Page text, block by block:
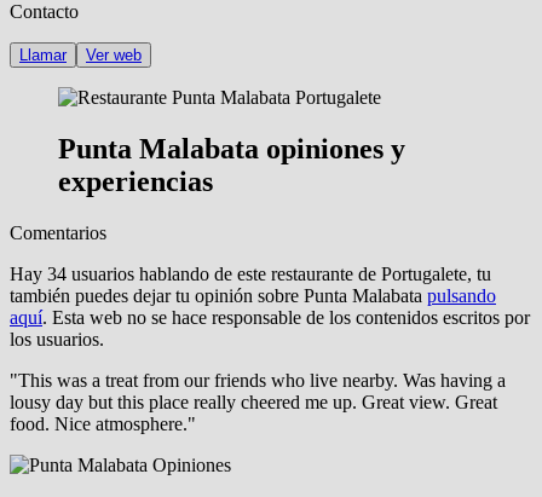
Contacto
Llamar Ver web
Punta Malabata opiniones y
experiencias
Comentarios
Hay 34 usuarios hablando de este restaurante de Portugalete, tu
también puedes dejar tu opinión sobre Punta Malabata pulsando
aquí. Esta web no se hace responsable de los contenidos escritos por
los usuarios.
"This was a treat from our friends who live nearby. Was having a
lousy day but this place really cheered me up. Great view. Great
food. Nice atmosphere."